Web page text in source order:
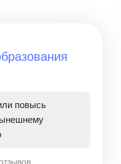
повысь